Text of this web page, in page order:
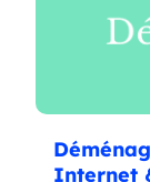
Internet